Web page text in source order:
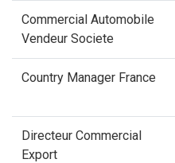
Commercial Automobile
Vendeur Societe
Country Manager France
Directeur Commercial
Export